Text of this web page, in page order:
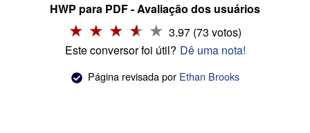
HWP para PDF - Avaliação dos usuários
3.97 (73 votos)
Este conversor foi útil? Dê uma nota!
Página revisada por Ethan Brooks